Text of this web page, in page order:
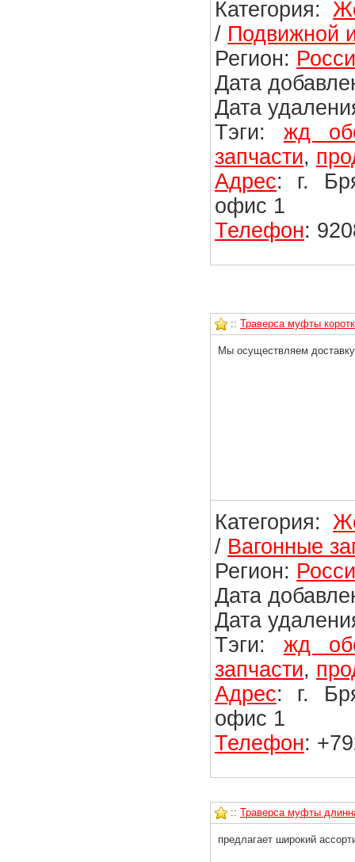
Категория:
/ Подвижной
Регион:
Дата
Дата
Тэги: жд
запчасти,
Адрес: г.
офис 1
Телефон:
:: Траверса муфты
Мы осуществляем
Категория:
/ Вагонные
Регион:
Дата
Дата
Тэги: жд
запчасти,
Адрес: г.
офис 1
Телефон:
:: Траверса муфты
предлагает широкий